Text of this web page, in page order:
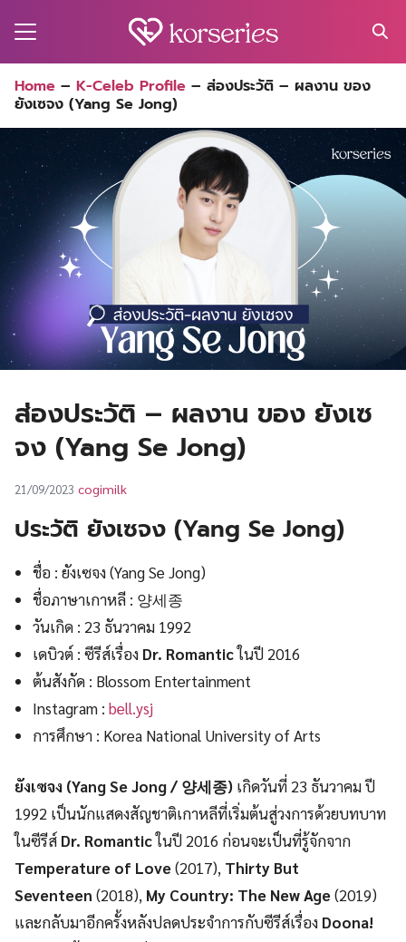
for:
Home – K-Celeb Profile – ส่องประวัติ – ผลงาน ของ
ยังเซจง (Yang Se Jong)
ส่องประวัติ – ผลงาน ของ ยังเซ
จง (Yang Se Jong)
21/09/2023 cogimilk
ประวัติ ยังเซจง (Yang Se Jong)
ชื่อ : ยังเซจง (Yang Se Jong)
ชื่อภาษาเกาหลี : 양세종
วันเกิด : 23 ธันวาคม 1992
เดบิวต์ : ซีรีส์เรื่อง Dr. Romanticในปี 2016
ต้นสังกัด : Blossom Entertainment
Instagram :bell.ysj
การศึกษา : Korea National University of Arts
ยังเซจง (Yang Se Jong / 양세종) เกิดวันที่ 23 ธันวาคม ปี
1992 เป็นนักแสดงสัญชาติเกาหลีที่เริ่มต้นสู่วงการด้วยบทบาท
ในซีรีส์ Dr. Romanticในปี 2016 ก่อนจะเป็นที่รู้จักจาก
Temperature of Love(2017), Thirty But
Seventeen (2018), My Country: The New Age(2019)
และกลับมาอีกครั้งหลังปลดประจำการกับซีรีส์เรื่อง Doona!